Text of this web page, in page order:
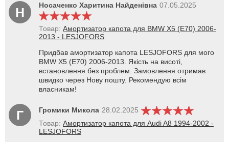
Н Носаченко Харитина Найденівна 07.05.2025
Товар: Амортизатор капота для BMW X5 (E70) 2006-
2013 - LESJOFORS
Придбав амортизатор капота LESJOFORS для мого
BMW X5 (E70) 2006-2013. Якість на висоті,
встановлення без проблем. Замовлення отримав
швидко через Нову пошту. Рекомендую всім
власникам!
Г Громики Микола 28.02.2025
Товар: Амортизатор капота для Audi A8 1994-2002 -
LESJOFORS